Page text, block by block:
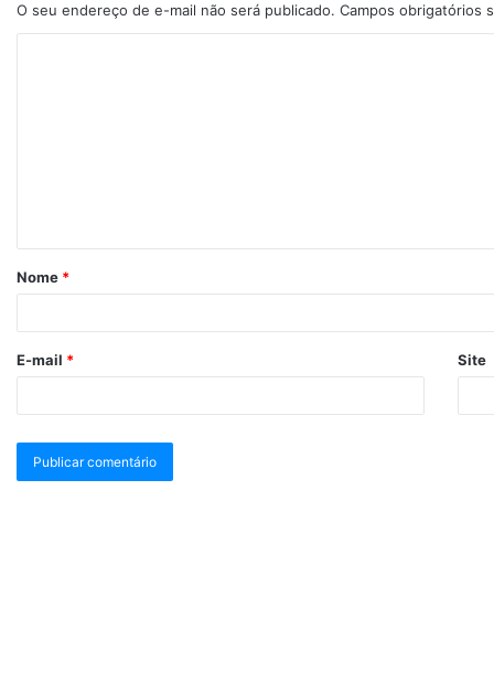
O seu endereço de e-mail não será publicado. Campos obrigatórios
Nome *
E-mail * Site